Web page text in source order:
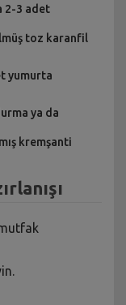
2-3 adet
toz karanfil
yumurta
ya da
kremşanti